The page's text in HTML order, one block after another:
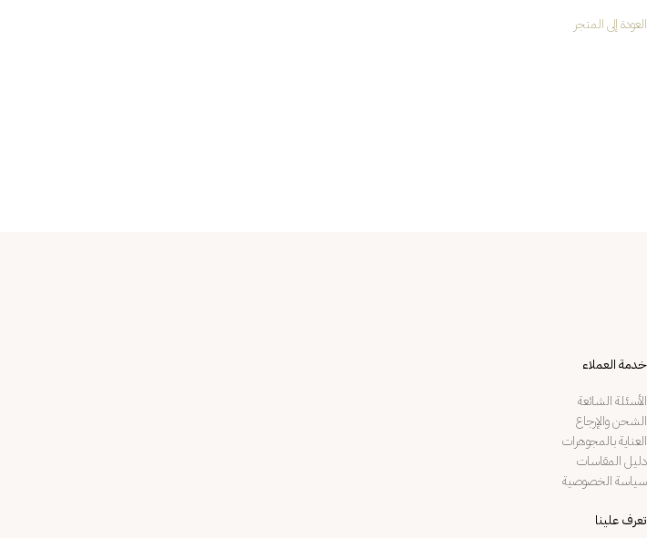
العودة إلى المتجر
خدمة العملاء
الأسئلة الشائعة
الشحن والإرجاع
العناية بالمجوهرات
دليل المقاسات
سياسة الخصوصية
تعرف علينا